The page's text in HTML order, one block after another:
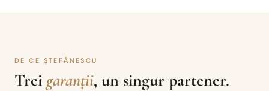
DE CE ȘTEFĂNESCU
Trei garanții, un singur partener.